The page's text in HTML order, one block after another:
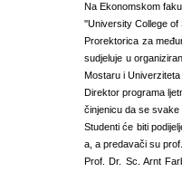
Na Ekonomskom
''University College of
Prorektorica za
sudjeluje u
Mostaru i
Direktor programa
činjenicu da se svake
Studenti će biti
a, a predavači su
Prof. Dr. Sc. Arnt